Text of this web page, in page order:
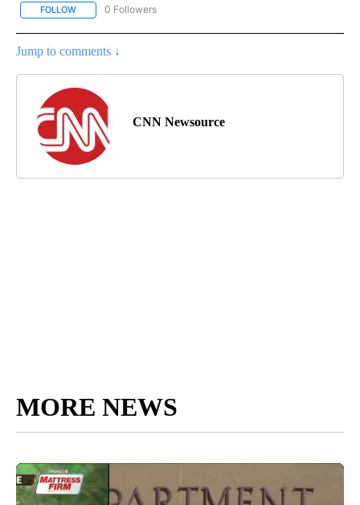
FOLLOW FOLLOW "CNN - SPANISH" TO RECEIVE NOTIFICATIONS ABOUT
0 Followers
Jump to comments ↓
CNN Newsource
MORE NEWS